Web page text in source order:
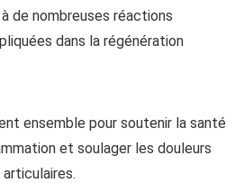
de nombreuses réactions
dans la régénération
ensemble pour soutenir la santé
et soulager les douleurs